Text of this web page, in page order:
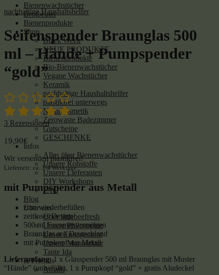
Bienenwachstücher
Brotbeutel
Bienenprodukte
Shop
Black Week
NEUE PRODUKTE
Bienenprodukte
Bio-Bienenwachstücher
Vegane Wachstücher
Keramik
nachhaltige Haushaltshelfer
plastikfrei unterwegs
Naturkosmetik
Zerowaste Badezimmer
Gutscheine
GESCHENKE
Infos
Alles über Bienenwachstücher
Unsere Rohstoffe
Unsere Lieferanten
DIY Workshops
FAQ
Blog
Über uns
Über littlebeefresh
Unsere Philosophie
Unser Engagement
Unsere Manufaktur
Tante Ida
& Friends
Amalfi
nachhaltige Haushaltshelfer
Seifenspender Braunglas 500
ml – Hände + Pumpspender
“gold”
3 Rezensionen
19,90€
Wir versenden plastikfrei!
Lieferzeit: ca. 3-4 Werktage
mit Pumpspender aus Metall
zum wiederbefüllen
zeitloses Design
500 ml Fassungsvermögen
Braunglas aus Deutschland
mit Pumpkopf aus Metall
Lieferumfang: 1 x Glasspender 500 ml Braunglas mit Muster
“Hände” (unbefüllt), 1 x Pumpkopf “gold” + gratis Aludeckel